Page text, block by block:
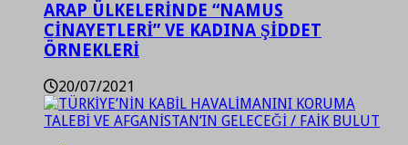
ARAP ÜLKELERİNDE “NAMUS
CİNAYETLERİ” VE KADINA ŞİDDET
ÖRNEKLERİ
20/07/2021